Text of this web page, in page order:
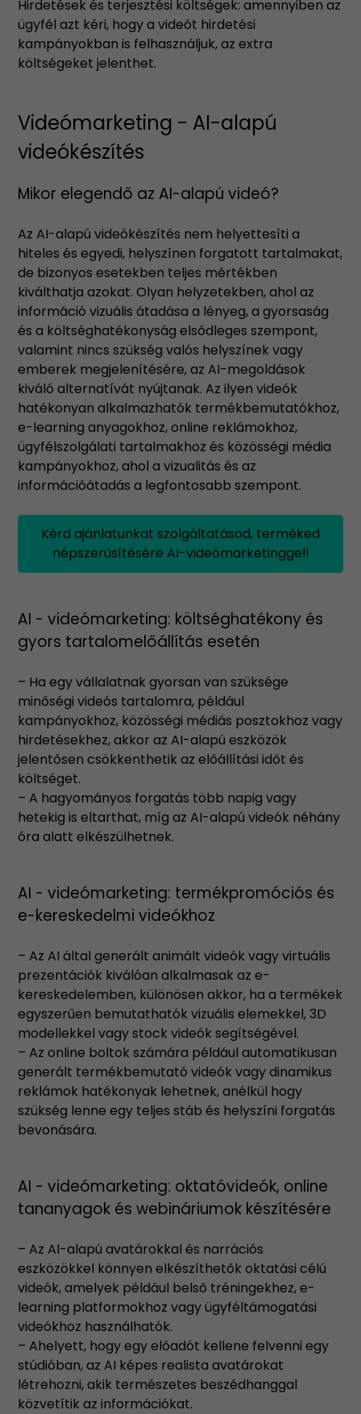
Hirdetések és terjesztési költségek: amennyiben az
ügyfél azt kéri, hogy a videót hirdetési
kampányokban is felhasználjuk, az extra
költségeket jelenthet.
Videómarketing - AI-alapú
videókészítés
Mikor elegendő az AI-alapú videó?
Az AI-alapú videókészítés nem helyettesíti a
hiteles és egyedi, helyszínen forgatott tartalmakat,
de bizonyos esetekben teljes mértékben
kiválthatja azokat. Olyan helyzetekben, ahol az
információ vizuális átadása a lényeg, a gyorsaság
és a költséghatékonyság elsődleges szempont,
valamint nincs szükség valós helyszínek vagy
emberek megjelenítésére, az AI-megoldások
kiváló alternatívát nyújtanak. Az ilyen videók
hatékonyan alkalmazhatók termékbemutatókhoz,
e-learning anyagokhoz, online reklámokhoz,
ügyfélszolgálati tartalmakhoz és közösségi média
kampányokhoz, ahol a vizualitás és az
információátadás a legfontosabb szempont.
Kérd ajánlatunkat szolgáltatásod, terméked
népszerűsítésére AI-videómarketinggel!
AI - videómarketing: költséghatékony és
gyors tartalomelőállítás esetén
– Ha egy vállalatnak gyorsan van szüksége
minőségi videós tartalomra, például
kampányokhoz, közösségi médiás posztokhoz vagy
hirdetésekhez, akkor az AI-alapú eszközök
jelentősen csökkenthetik az előállítási időt és
költséget.
– A hagyományos forgatás több napig vagy
hetekig is eltarthat, míg az AI-alapú videók néhány
óra alatt elkészülhetnek.
AI - videómarketing: termékpromóciós és
e-kereskedelmi videókhoz
– Az AI által generált animált videók vagy virtuális
prezentációk kiválóan alkalmasak az e-
kereskedelemben, különösen akkor, ha a termékek
egyszerűen bemutathatók vizuális elemekkel, 3D
modellekkel vagy stock videók segítségével.
– Az online boltok számára például automatikusan
generált termékbemutató videók vagy dinamikus
reklámok hatékonyak lehetnek, anélkül hogy
szükség lenne egy teljes stáb és helyszíni forgatás
bevonására.
AI - videómarketing: oktatóvideók, online
tananyagok és webináriumok készítésére
– Az AI-alapú avatárokkal és narrációs
eszközökkel könnyen elkészíthetők oktatási célú
videók, amelyek például belső tréningekhez, e-
learning platformokhoz vagy ügyféltámogatási
videókhoz használhatók.
– Ahelyett, hogy egy előadót kellene felvenni egy
stúdióban, az AI képes realista avatárokat
létrehozni, akik természetes beszédhanggal
közvetítik az információkat.